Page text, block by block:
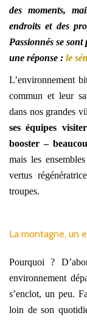
des moments,
endroits et des
Passionnés se
une réponse : le
L’environnement
commun et leur
dans nos grandes
ses équipes
booster –
mais les
vertus
troupes.
La montagne, un
Pourquoi ?
environnement
s’enclot, un peu.
loin de son